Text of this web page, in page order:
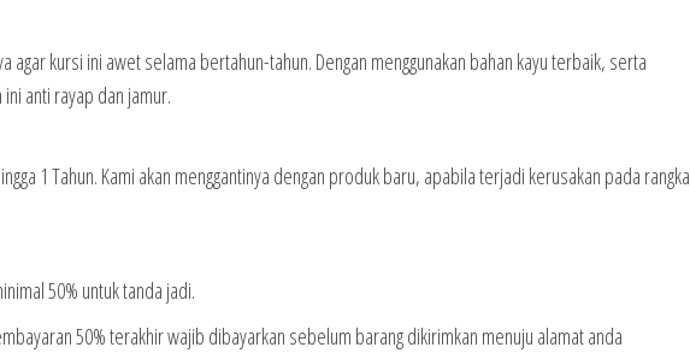
agar kursi ini awet selama bertahun-tahun. Dengan menggunakan bahan kayu terbaik, serta
anti rayap dan jamur.
1 Tahun. Kami akan menggantinya dengan produk baru, apabila terjadi kerusakan pada rangka
50% untuk tanda jadi.
50% terakhir wajib dibayarkan sebelum barang dikirimkan menuju alamat anda